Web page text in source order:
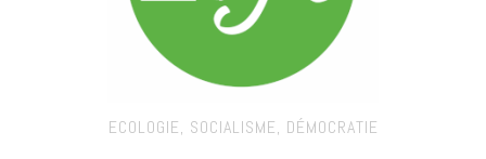
ECOLOGIE, SOCIALISME, DÉMOCRATIE